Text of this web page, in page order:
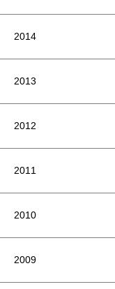
2014
2013
2012
2011
2010
2009